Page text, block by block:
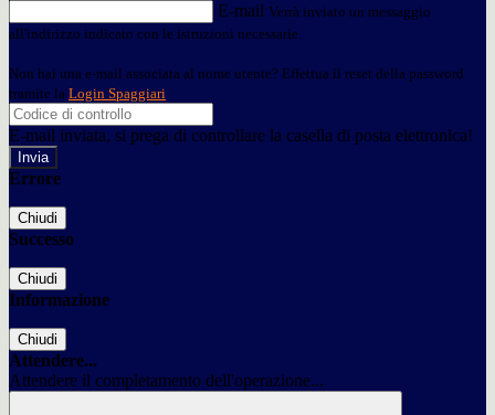
E-mail Verrà inviato un messaggio
all'indirizzo indicato con le istruzioni necessarie.
Non hai una e-mail associata al nome utente? Effettua il reset della password
tramite la Login Spaggiari
E-mail inviata, si prega di controllare la casella di posta elettronica!
Errore
Chiudi
Successo
Chiudi
Informazione
Chiudi
Attendere...
Attendere il completamento dell'operazione...